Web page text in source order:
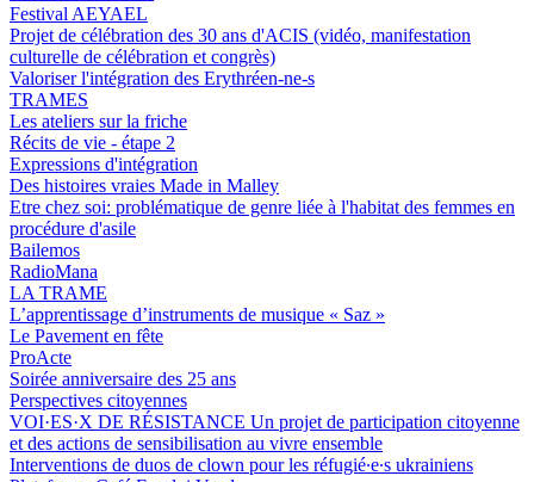
Festival AEYAEL
Projet de célébration des 30 ans d'ACIS (vidéo, manifestation
culturelle de célébration et congrès)
Valoriser l'intégration des Erythréen-ne-s
TRAMES
Les ateliers sur la friche
Récits de vie - étape 2
Expressions d'intégration
Des histoires vraies Made in Malley
Etre chez soi: problématique de genre liée à l'habitat des femmes en
procédure d'asile
Bailemos
RadioMana
LA TRAME
L’apprentissage d’instruments de musique « Saz »
Le Pavement en fête
ProActe
Soirée anniversaire des 25 ans
Perspectives citoyennes
VOI·ES·X DE RÉSISTANCE Un projet de participation citoyenne
et des actions de sensibilisation au vivre ensemble
Interventions de duos de clown pour les réfugié∙e∙s ukrainiens